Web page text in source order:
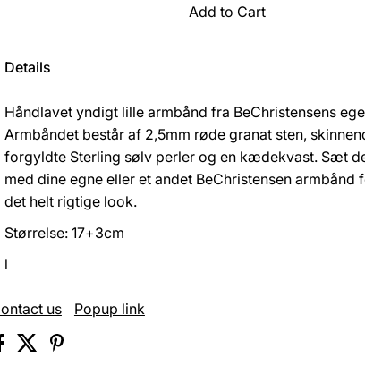
Add to Cart
Details
Håndlavet yndigt lille armbånd fra BeChristensens
Armbåndet består af 2,5mm røde granat sten,
forgyldte Sterling sølv perler og en kædekvast. Sæt
med dine egne eller et andet BeChristensen armbånd
det helt rigtige look.
Størrelse: 17+3cm
l
us Popup link